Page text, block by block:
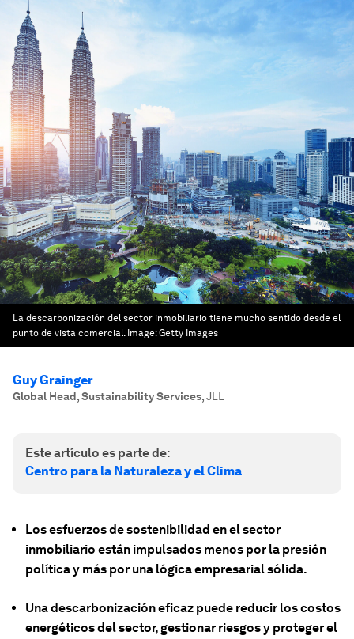
La descarbonización del sector inmobiliario tiene mucho sentido desde el
punto de vista comercial. Image:Getty Images
Guy Grainger
Global Head, Sustainability Services,JLL
Este artículo es parte de:
Centro para la Naturaleza y el Clima
Los esfuerzos de sostenibilidad en el sector
inmobiliario están impulsados menos por la presión
política y más por una lógica empresarial sólida.
Una descarbonización eficaz puede reducir los costos
energéticos del sector, gestionar riesgos y proteger el